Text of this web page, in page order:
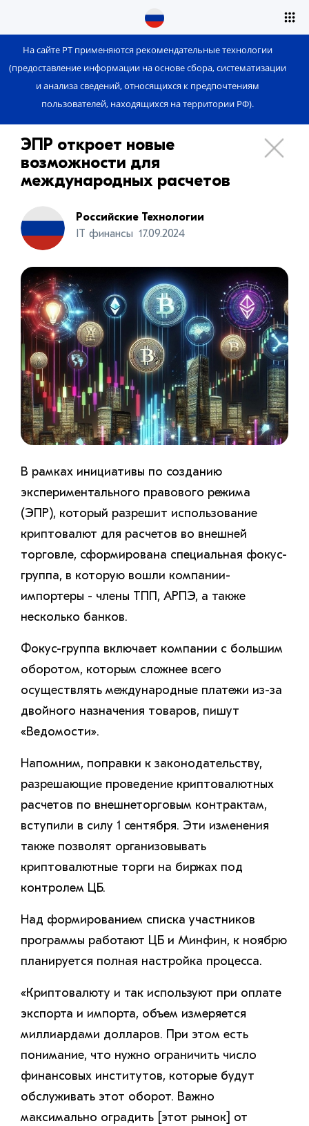
На сайте РТ применяются рекомендательные технологии
(предоставление информации на основе сбора, систематизации
и анализа сведений, относящихся к предпочтениям
пользователей, находящихся на территории РФ).
ЭПР откроет новые
возможности для
международных расчетов
Российские Технологии
IT финансы 17.09.2024
В рамках инициативы по созданию
экспериментального правового режима
(ЭПР), который разрешит использование
криптовалют для расчетов во внешней
торговле, сформирована специальная фокус-
группа, в которую вошли компании-
импортеры - члены ТПП, АРПЭ, а также
несколько банков.
Фокус-группа включает компании с большим
оборотом, которым сложнее всего
осуществлять международные платежи из-за
двойного назначения товаров, пишут
«Ведомости».
Напомним, поправки к законодательству,
разрешающие проведение криптовалютных
расчетов по внешнеторговым контрактам,
вступили в силу 1 сентября. Эти изменения
также позволят организовывать
криптовалютные торги на биржах под
контролем ЦБ.
Над формированием списка участников
программы работают ЦБ и Минфин, к ноябрю
планируется полная настройка процесса.
«Криптовалюту и так используют при оплате
экспорта и импорта, объем измеряется
миллиардами долларов. При этом есть
понимание, что нужно ограничить число
финансовых институтов, которые будут
обслуживать этот оборот. Важно
максимально оградить [этот рынок] от